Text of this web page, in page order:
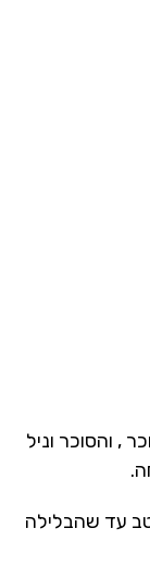
, והסוכר וניל
עד שהבלילה